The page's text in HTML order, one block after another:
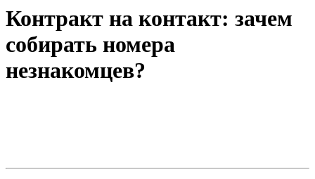
Контракт на контакт: зачем
собирать номера
незнакомцев?